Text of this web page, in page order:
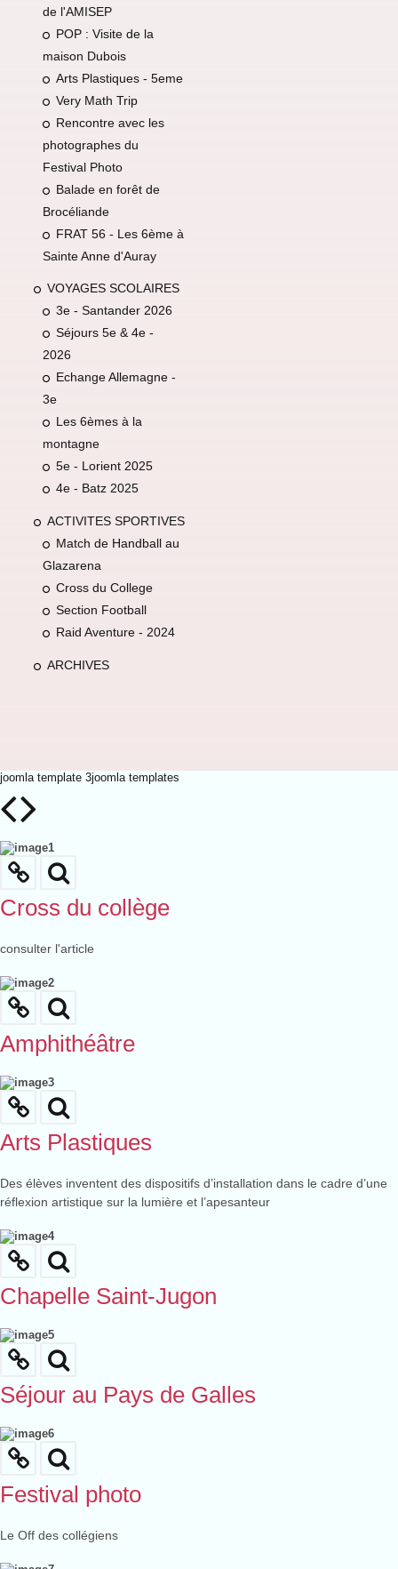
de l'AMISEP
POP : Visite de la
maison Dubois
Arts Plastiques - 5eme
Very Math Trip
Rencontre avec les
photographes du
Festival Photo
Balade en forêt de
Brocéliande
FRAT 56 - Les 6ème à
Sainte Anne d'Auray
VOYAGES SCOLAIRES
3e - Santander 2026
Séjours 5e & 4e -
2026
Echange Allemagne -
3e
Les 6èmes à la
montagne
5e - Lorient 2025
4e - Batz 2025
ACTIVITES SPORTIVES
Match de Handball au
Glazarena
Cross du College
Section Football
Raid Aventure - 2024
ARCHIVES
joomla template 3joomla templates
Cross du collège
consulter l'article
Amphithéâtre
Arts Plastiques
Des élèves inventent des dispositifs d’installation dans le cadre d’une
réflexion artistique sur la lumière et l’apesanteur
Chapelle Saint-Jugon
Séjour au Pays de Galles
Festival photo
Le Off des collégiens